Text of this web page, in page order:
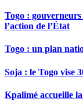
Togo :
l’action de l’État
Togo : un plan
Soja : le Togo vise
Kpalimé accueille